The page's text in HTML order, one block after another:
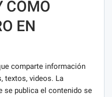
CÓMO
EN
comparte información
textos, videos. La
se publica el contenido se